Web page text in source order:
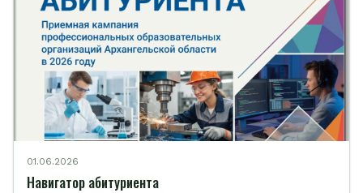
01.06.2026
Навигатор абитуриента